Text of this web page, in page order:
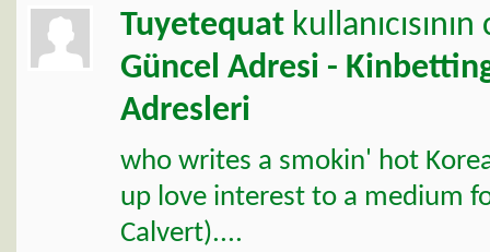
Tuyetequat
Güncel Adresi -
Adresleri
who writes a smokin' hot
up love interest to a medium
Calvert)....